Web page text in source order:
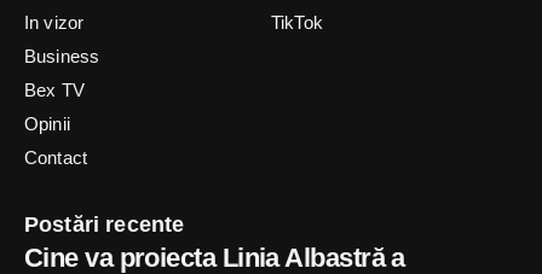
In vizor
Business
Bex TV
Opinii
Contact
TikTok
Postări recente
Cine va proiecta Linia Albastră a